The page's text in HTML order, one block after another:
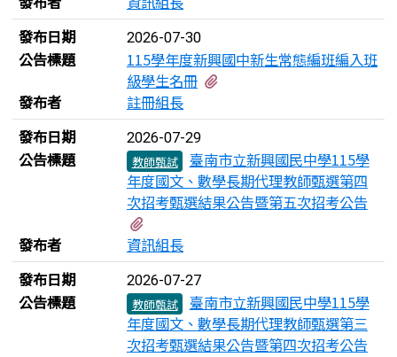
發布日期
2026-07-30
公告標題
115學年度新興國中新生常態編班編入班
級學生名冊
發布者
註冊組長
發布日期
2026-07-29
公告標題 教師甄試
臺南市立新興國民中學115學
年度國文、數學長期代理教師甄選第四
次招考甄選結果公告暨第五次招考公告
發布者
資訊組長
發布日期
2026-07-27
公告標題 教師甄試
臺南市立新興國民中學115學
年度國文、數學長期代理教師甄選第三
次招考甄選結果公告暨第四次招考公告